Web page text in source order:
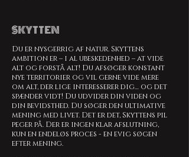
SKYTTEN
Du er nysgerrig af natur. Skyttens
ambition er – i al ubeskedenhed – at vide
alt og forstå alt! Du afsøger konstant
nye territorier og vil gerne vide mere
om alt, der lige interesserer dig… og det
spænder vidt! Du udvider din viden og
din bevidsthed. Du søger den ultimative
mening med livet. Det er det, Skyttens pil
peger på. Der er ingen klar afslutning,
kun en endeløs proces - en evig søgen
efter mening.